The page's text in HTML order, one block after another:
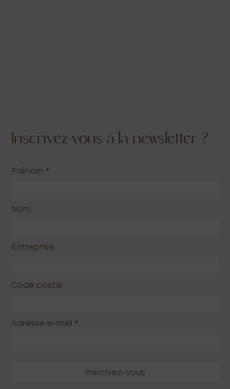
Inscrivez-vous à la newsletter ?
Prénom *
Nom
Entreprise
Code postal
Adresse e-mail *